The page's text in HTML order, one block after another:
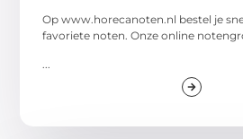
Op www.horecanoten.nl bestel je
favoriete noten. Onze online
...